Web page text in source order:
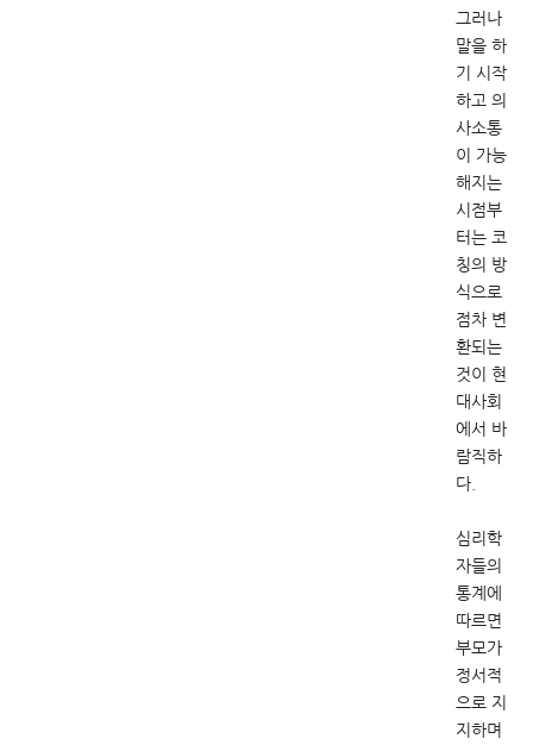
그러나
말을 하
기 시작
하고 의
사소통
이 가능
해지는
시점부
터는 코
칭의 방
식으로
점차 변
환되는
것이 현
대사회
에서 바
람직하
다.
심리학
자들의
통계에
따르면
부모가
정서적
으로 지
지하며